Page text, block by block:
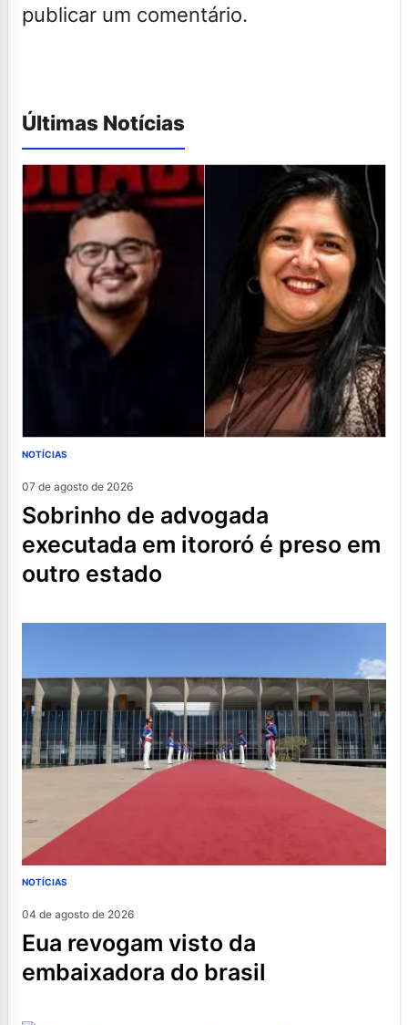
publicar um comentário.
Últimas Notícias
NOTÍCIAS
07 de agosto de 2026
sobrinho de advogada
executada em itororó é preso em
outro estado
NOTÍCIAS
04 de agosto de 2026
eua revogam visto da
embaixadora do brasil